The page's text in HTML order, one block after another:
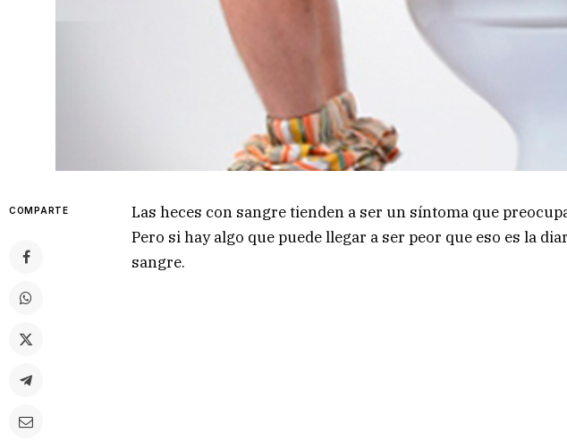
COMPARTE
Las heces con sangre tienden a ser un síntoma que
Pero si hay algo que puede llegar a ser peor que eso es la
sangre.